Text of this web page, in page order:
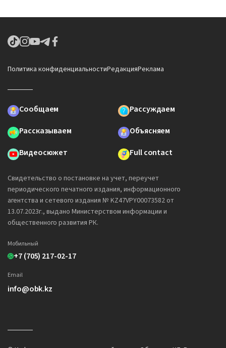
Политика конфиденциальностиРедакцияРеклама
Сообщаем
Рассуждаем
Рассказываем
Объясняем
Видеосюжет
Full contact
Свидетельство о постановке на учет, переучет
периодического печатного издания, информационного
агентства и сетевого издания № KZ47VPY00073582 от
13.07.2023г., выдано Министерством информации и
общественного развития РК.
Мобильный
+7 (705) 217-02-17
Email
info@obk.kz